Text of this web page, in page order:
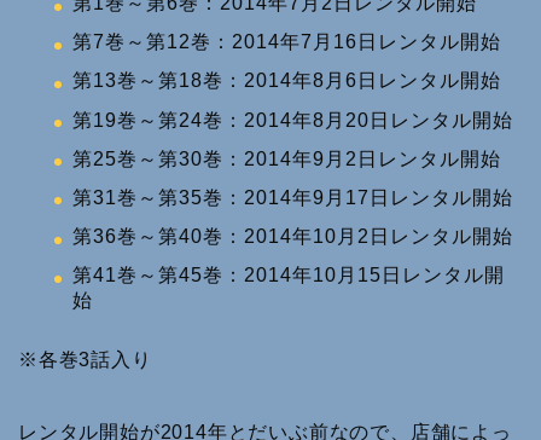
第7巻～第12巻：2014年7月16日レンタル開始
第13巻～第18巻：2014年8月6日レンタル開始
第19巻～第24巻：2014年8月20日レンタル開始
第25巻～第30巻：2014年9月2日レンタル開始
第31巻～第35巻：2014年9月17日レンタル開始
第36巻～第40巻：2014年10月2日レンタル開始
第41巻～第45巻：2014年10月15日レンタル開
始
※各巻3話入り
レンタル開始が2014年とだいぶ前なので、店舗によっ